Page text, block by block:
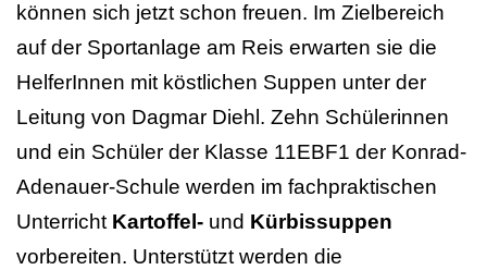
können sich jetzt schon freuen. Im Zielbereich
auf der Sportanlage am Reis erwarten sie die
HelferInnen mit köstlichen Suppen unter der
Leitung von Dagmar Diehl. Zehn Schülerinnen
und ein Schüler der Klasse 11EBF1 der Konrad-
Adenauer-Schule werden im fachpraktischen
Unterricht Kartoffel- und Kürbissuppen
vorbereiten. Unterstützt werden die